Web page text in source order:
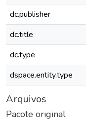
dc.publisher
dc.title
dc.type
dspace.entity.type
Arquivos
Pacote original